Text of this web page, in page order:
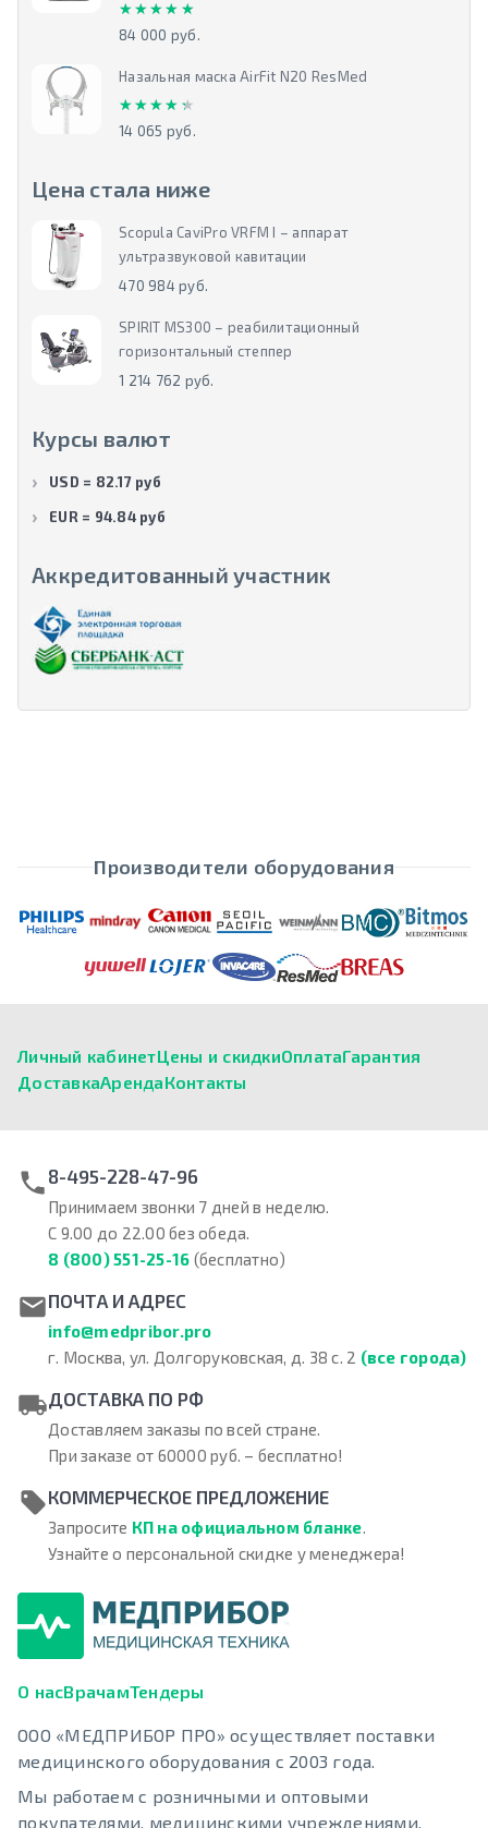
★★★★★
★★★★★
84 000 руб.
Назальная маска AirFit N20 ResMed
★★★★★
★★★★★
14 065 руб.
Цена стала ниже
Scopula CaviPro VRFM I – аппарат
ультразвуковой кавитации
470 984 руб.
SPIRIT MS300 – реабилитационный
горизонтальный степпер
1 214 762 руб.
Курсы валют
USD = 82.17 руб
EUR = 94.84 руб
Аккредитованный участник
Производители оборудования
Личный кабинетЦены и скидкиОплатаГарантия
ДоставкаАрендаКонтакты
8-495-228-47-96
Принимаем звонки 7 дней в неделю.
С 9.00 до 22.00 без обеда.
8 (800) 551-25-16 (бесплатно)
ПОЧТА И АДРЕС
info@medpribor.pro
г. Москва, ул. Долгоруковская, д. 38 с. 2 (все города)
ДОСТАВКА ПО РФ
Доставляем заказы по всей стране.
При заказе от 60000 руб. – бесплатно!
КОММЕРЧЕСКОЕ ПРЕДЛОЖЕНИЕ
Запросите КП на официальном бланке.
Узнайте о персональной скидке у менеджера!
О насВрачамТендеры
ООО «МЕДПРИБОР ПРО» осуществляет поставки
медицинского оборудования с 2003 года.
Мы работаем с розничными и оптовыми
покупателями, медицинскими учреждениями.